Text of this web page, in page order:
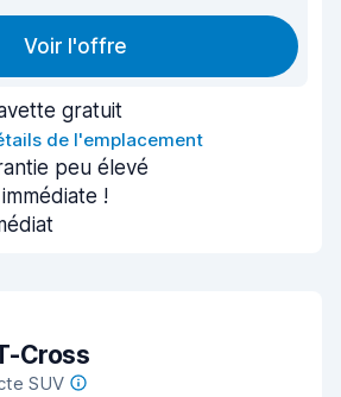
Voir l'offre
gratuit
de l'emplacement
peu élevé
!
Cross
SUV